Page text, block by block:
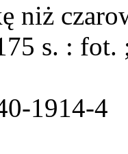
niż
s. : fot.
1914-4